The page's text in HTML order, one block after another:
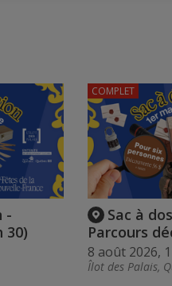
-
30)
Sac à
Parcours
8 août 2026,
Îlot des Palais,
COMPLET